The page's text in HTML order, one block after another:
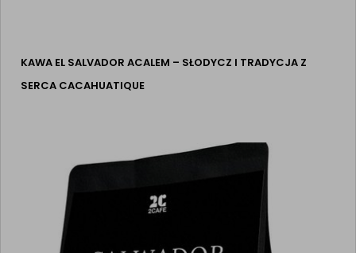
KAWA EL SALVADOR ACALEM – SŁODYCZ I TRADYCJA Z
SERCA CACAHUATIQUE